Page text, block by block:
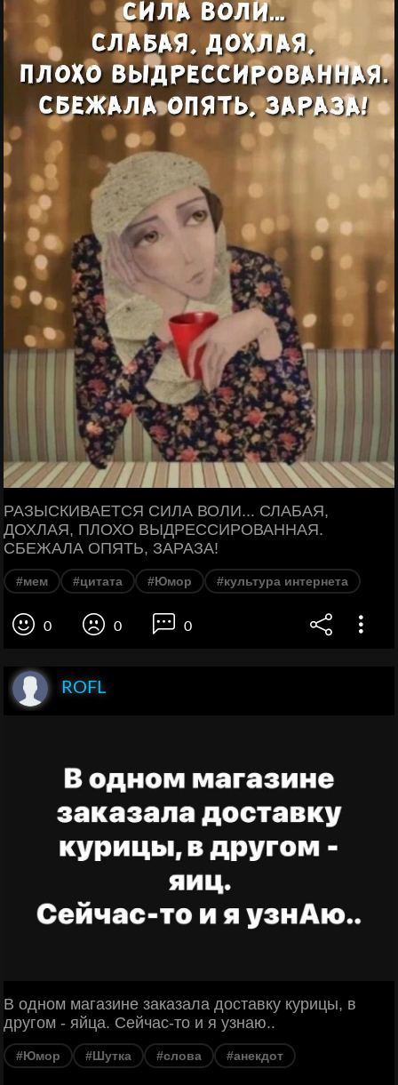
РАЗЫСКИВАЕТСЯ СИЛА ВОЛИ... СЛАБАЯ,
ДОХЛАЯ, ПЛОХО ВЫДРЕССИРОВАННАЯ.
СБЕЖАЛА ОПЯТЬ, ЗАРАЗА!
#мем #цитата #Юмор #культура интернета
0 0 0
ROFL
В одном магазине заказала доставку курицы, в
другом - яйца. Сейчас-то и я узнаю..
#Юмор #Шутка #слова #анекдот